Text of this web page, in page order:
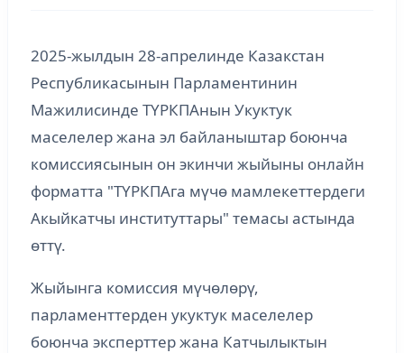
2025-жылдын 28-апрелинде Казакстан
Республикасынын Парламентинин
Мажилисинде ТҮРКПАнын Укуктук
маселелер жана эл байланыштар боюнча
комиссиясынын он экинчи жыйыны онлайн
форматта "ТҮРКПАга мүчө мамлекеттердеги
Акыйкатчы институттары" темасы астында
өттү.
Жыйынга комиссия мүчөлөрү,
парламенттерден укуктук маселелер
боюнча эксперттер жана Катчылыктын